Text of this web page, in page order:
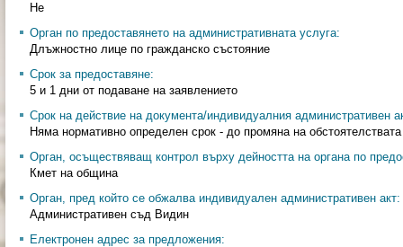
Не
Орган по предоставянето на административната услуга:
Длъжностно лице по гражданско състояние
Срок за предоставяне:
5 и 1 дни от подаване на заявлението
Срок на действие на документа/индивидуалния административен
Няма нормативно определен срок - до промяна на обстоятелствата
Орган, осъществяващ контрол върху дейността на органа по
Кмет на община
Орган, пред който се обжалва индивидуален административен акт:
Административен съд Видин
Електронен адрес за предложения: